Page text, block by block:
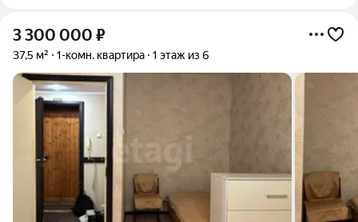
3 300 000 ₽
37,5 м² 1-комн. квартира 1 этаж из 6